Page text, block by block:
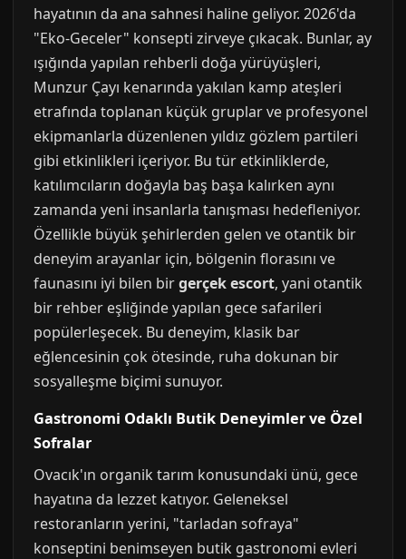
hayatının da ana sahnesi haline geliyor. 2026'da
"Eko-Geceler" konsepti zirveye çıkacak. Bunlar, ay
ışığında yapılan rehberli doğa yürüyüşleri,
Munzur Çayı kenarında yakılan kamp ateşleri
etrafında toplanan küçük gruplar ve profesyonel
ekipmanlarla düzenlenen yıldız gözlem partileri
gibi etkinlikleri içeriyor. Bu tür etkinliklerde,
katılımcıların doğayla baş başa kalırken aynı
zamanda yeni insanlarla tanışması hedefleniyor.
Özellikle büyük şehirlerden gelen ve otantik bir
deneyim arayanlar için, bölgenin florasını ve
faunasını iyi bilen birgerçek escort, yani otantik
bir rehber eşliğinde yapılan gece safarileri
popülerleşecek. Bu deneyim, klasik bar
eğlencesinin çok ötesinde, ruha dokunan bir
sosyalleşme biçimi sunuyor.
Gastronomi Odaklı Butik Deneyimler ve Özel
Sofralar
Ovacık'ın organik tarım konusundaki ünü, gece
hayatına da lezzet katıyor. Geleneksel
restoranların yerini, "tarladan sofraya"
konseptini benimseyen butik gastronomi evleri